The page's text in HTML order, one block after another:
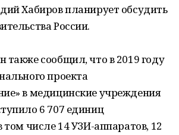
Хабиров планирует обсудить
России.
также сообщил, что в 2019 году
проекта
в медицинские учреждения
6 707 единиц
том числе 14 УЗИ-аппаратов, 12